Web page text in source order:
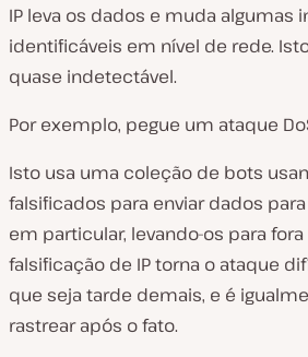
IP leva os dados e muda algumas
identificáveis em nível de rede.
quase indetectável.
Por exemplo, pegue um ataque
Isto usa uma coleção de bots
falsificados para enviar dados
em particular, levando-os para fora
falsificação de IP torna o ataque
que seja tarde demais, e é
rastrear após o fato.